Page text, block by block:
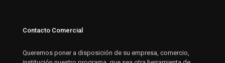
Contacto Comercial
Queremos poner a disposición de su empresa, comercio,